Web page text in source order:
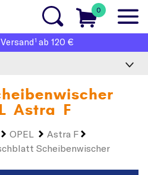
0
Versand1 ab 120 €
Astra F
OPEL
Astra F
Scheibenwischer